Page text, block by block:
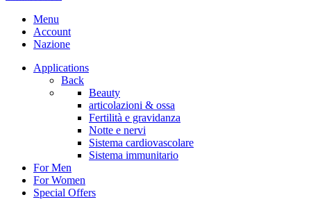
Menu
Account
Nazione
Applications
Back
Beauty
articolazioni & ossa
Fertilità e gravidanza
Notte e nervi
Sistema cardiovascolare
Sistema immunitario
For Men
For Women
Special Offers